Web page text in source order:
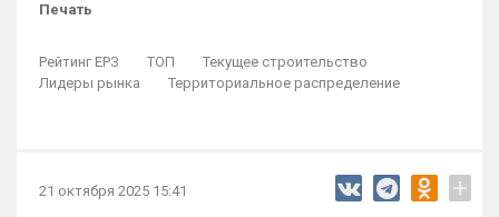
Печать
Рейтинг ЕРЗ ТОП
Текущее строительство
Лидеры рынка
Территориальное распределение
21 октября 2025 15:41 +